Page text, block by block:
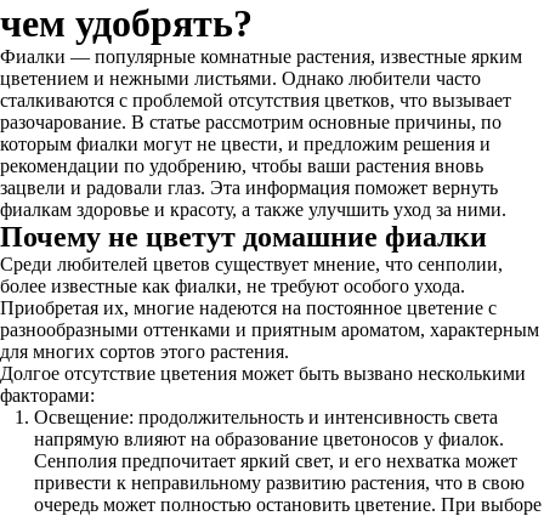
чем удобрять?
Фиалки — популярные комнатные растения, известные ярким
цветением и нежными листьями. Однако любители часто
сталкиваются с проблемой отсутствия цветков, что вызывает
разочарование. В статье рассмотрим основные причины, по
которым фиалки могут не цвести, и предложим решения и
рекомендации по удобрению, чтобы ваши растения вновь
зацвели и радовали глаз. Эта информация поможет вернуть
фиалкам здоровье и красоту, а также улучшить уход за ними.
Почему не цветут домашние фиалки
Среди любителей цветов существует мнение, что сенполии,
более известные как фиалки, не требуют особого ухода.
Приобретая их, многие надеются на постоянное цветение с
разнообразными оттенками и приятным ароматом, характерным
для многих сортов этого растения.
Долгое отсутствие цветения может быть вызвано несколькими
факторами:
Освещение: продолжительность и интенсивность света
напрямую влияют на образование цветоносов у фиалок.
Сенполия предпочитает яркий свет, и его нехватка может
привести к неправильному развитию растения, что в свою
очередь может полностью остановить цветение. При выборе